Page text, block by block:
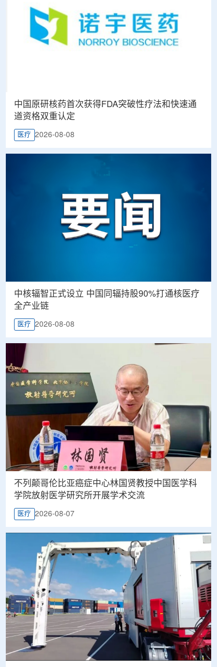
中国原研核药首次获得FDA突破性疗法和快速通
道资格双重认定
医疗 2026-08-08
中核辐智正式设立 中国同辐持股90%打通核医疗
全产业链
医疗 2026-08-08
不列颠哥伦比亚癌症中心林国贤教授中国医学科
学院放射医学研究所开展学术交流
医疗 2026-08-07